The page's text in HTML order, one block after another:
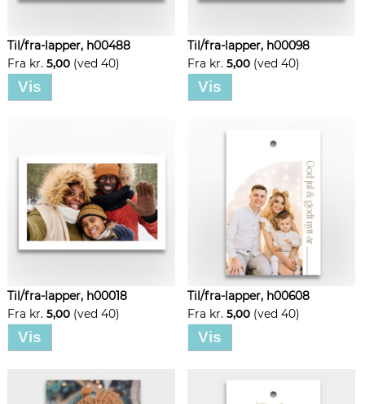
Til/fra-lapper, h00488
Fra kr. 5,00 (ved 40)
Vis
Til/fra-lapper, h00098
Fra kr. 5,00 (ved 40)
Vis
Til/fra-lapper, h00018
Fra kr. 5,00 (ved 40)
Vis
Til/fra-lapper, h00608
Fra kr. 5,00 (ved 40)
Vis